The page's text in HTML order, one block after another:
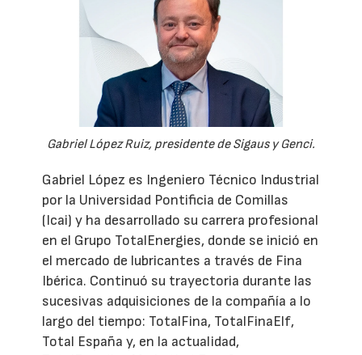
Gabriel López Ruiz, presidente de Sigaus y Genci.
Gabriel López es Ingeniero Técnico Industrial
por la Universidad Pontificia de Comillas
(Icai) y ha desarrollado su carrera profesional
en el Grupo TotalEnergies, donde se inició en
el mercado de lubricantes a través de Fina
Ibérica. Continuó su trayectoria durante las
sucesivas adquisiciones de la compañía a lo
largo del tiempo: TotalFina, TotalFinaElf,
Total España y, en la actualidad,